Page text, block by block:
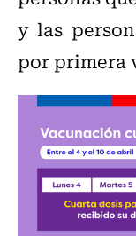
y las
por primera